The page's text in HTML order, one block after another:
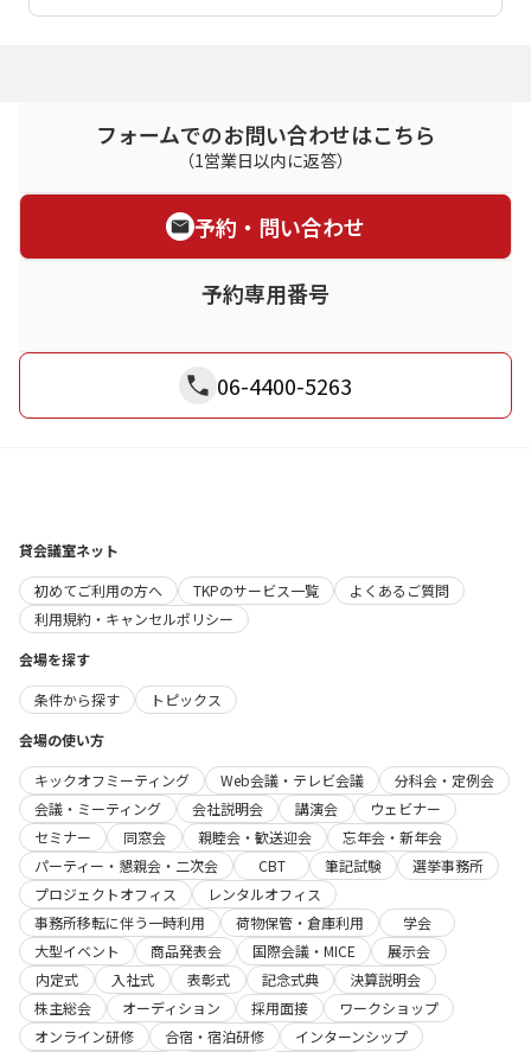
フォームでのお問い合わせはこちら
（1営業日以内に返答）
予約・問い合わせ
予約専用番号
06-4400-5263
貸会議室ネット
初めてご利用の方へ
TKPのサービス一覧
よくあるご質問
利用規約・キャンセルポリシー
会場を探す
条件から探す
トピックス
会場の使い方
キックオフミーティング
Web会議・テレビ会議
分科会・定例会
会議・ミーティング
会社説明会 講演会
ウェビナー
セミナー
同窓会 親睦会・歓送迎会
忘年会・新年会
パーティー・懇親会・二次会
CBT 筆記試験
選挙事務所
プロジェクトオフィス
レンタルオフィス
事務所移転に伴う一時利用
荷物保管・倉庫利用
学会
大型イベント
商品発表会 国際会議・MICE
展示会
内定式
入社式 表彰式 記念式典
決算説明会
株主総会
オーディション 採用面接
ワークショップ
オンライン研修
合宿・宿泊研修
インターンシップ